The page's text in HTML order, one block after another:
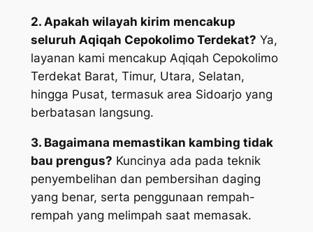
2. Apakah wilayah kirim mencakup
seluruh Aqiqah Cepokolimo Terdekat? Ya,
layanan kami mencakup Aqiqah Cepokolimo
Terdekat Barat, Timur, Utara, Selatan,
hingga Pusat, termasuk area Sidoarjo yang
berbatasan langsung.
3. Bagaimana memastikan kambing tidak
bau prengus? Kuncinya ada pada teknik
penyembelihan dan pembersihan daging
yang benar, serta penggunaan rempah-
rempah yang melimpah saat memasak.